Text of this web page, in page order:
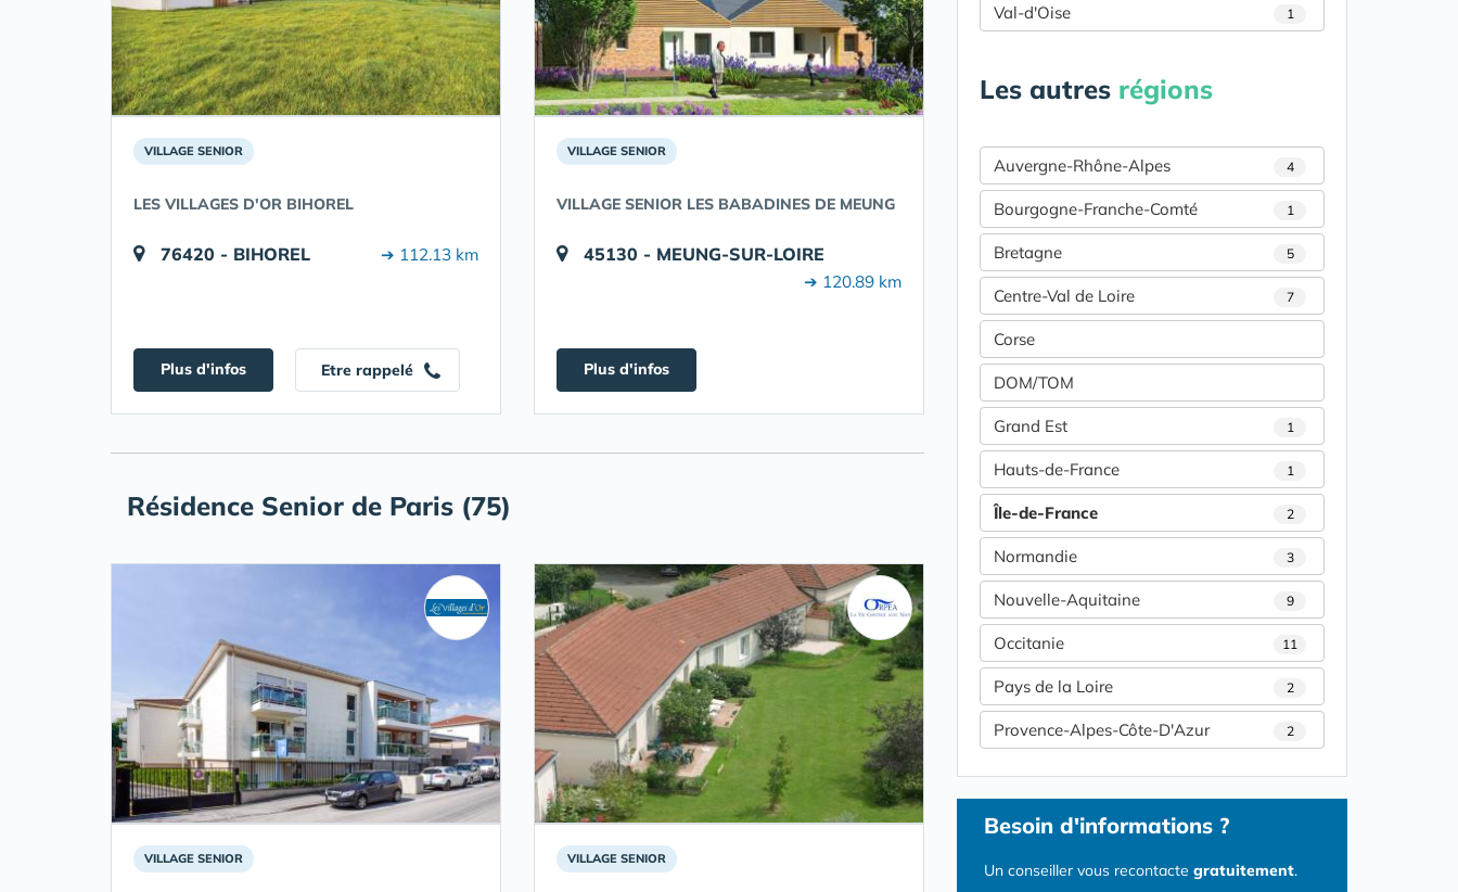
VILLAGE SENIOR
LES VILLAGES D'OR BIHOREL
76420 - BIHOREL ➔ 112.13 km
Plus d'infos Etre rappelé
VILLAGE SENIOR
VILLAGE SENIOR LES BABADINES DE MEUNG
45130 - MEUNG-SUR-LOIRE
➔ 120.89 km
Plus d'infos
Résidence Senior de Paris (75)
VILLAGE SENIOR VILLAGE SENIOR
Val-d'Oise 1
Les autres régions
Auvergne-Rhône-Alpes 4
Bourgogne-Franche-Comté 1
Bretagne 5
Centre-Val de Loire 7
Corse
DOM/TOM
Grand Est 1
Hauts-de-France 1
Île-de-France 2
Normandie 3
Nouvelle-Aquitaine 9
Occitanie 11
Pays de la Loire 2
Provence-Alpes-Côte-D'Azur 2
Besoin d'informations ?
Un conseiller vous recontacte gratuitement.